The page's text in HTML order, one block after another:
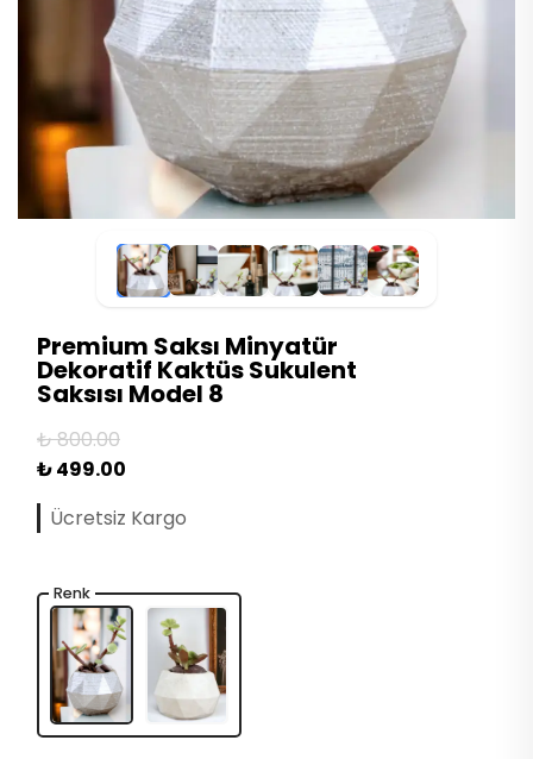
Premium Saksı Minyatür
Dekoratif Kaktüs Sukulent
Saksısı Model 8
₺ 800.00
₺ 499.00
Ücretsiz Kargo
Renk